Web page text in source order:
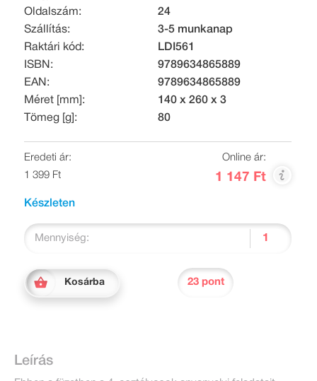
Oldalszám:
24
Szállítás:
3-5 munkanap
Raktári kód:
LDI561
ISBN:
9789634865889
EAN:
9789634865889
Méret [mm]:
140 x 260 x 3
Tömeg [g]:
80
Eredeti ár:
1 399 Ft
Online ár:
1 147 Ft
Készleten
Mennyiség:
Kosárba 23 pont
Leírás